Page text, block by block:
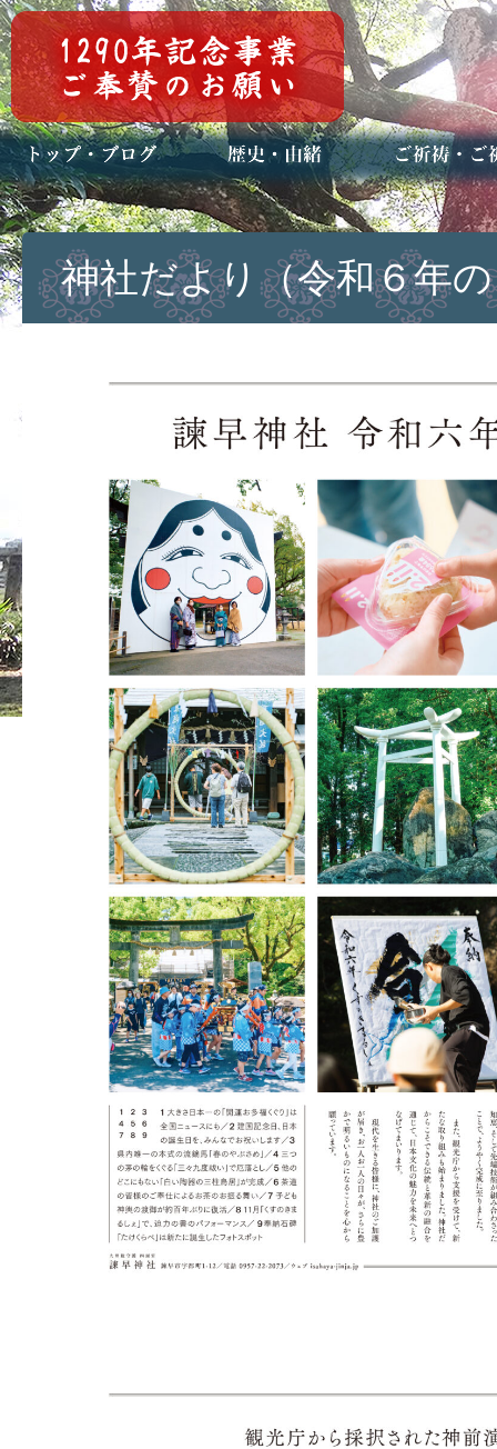
トップページ
ブログ(日々八百万)
お知らせ一覧 歴史・ご祭神
年中行事
メディア掲載 ご祈祷・ご祈
安産祈願
初宮参り
七五三詣
長寿のお祝い
神前結婚式
厄祓い・方位
車のお祓い
地鎮祭
神葬祭（神式
神社だより（令和６年